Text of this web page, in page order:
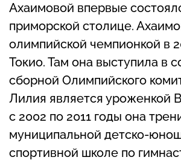
Ахаимовой впервые
приморской столице.
олимпийской чемпионкой в
Токио. Там она выступила в
сборной Олимпийского
Лилия является уроженкой
с 2002 по 2011 годы она
муниципальной детско-
спортивной школе по